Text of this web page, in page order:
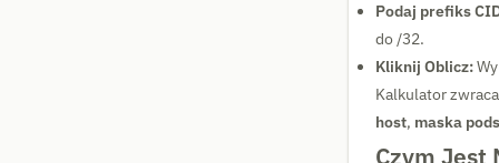
Podaj prefiks
do /32.
Kliknij Oblicz:
Kalkulator
host, maska
Czym Jest